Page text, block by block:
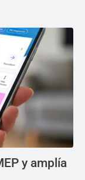
y amplía